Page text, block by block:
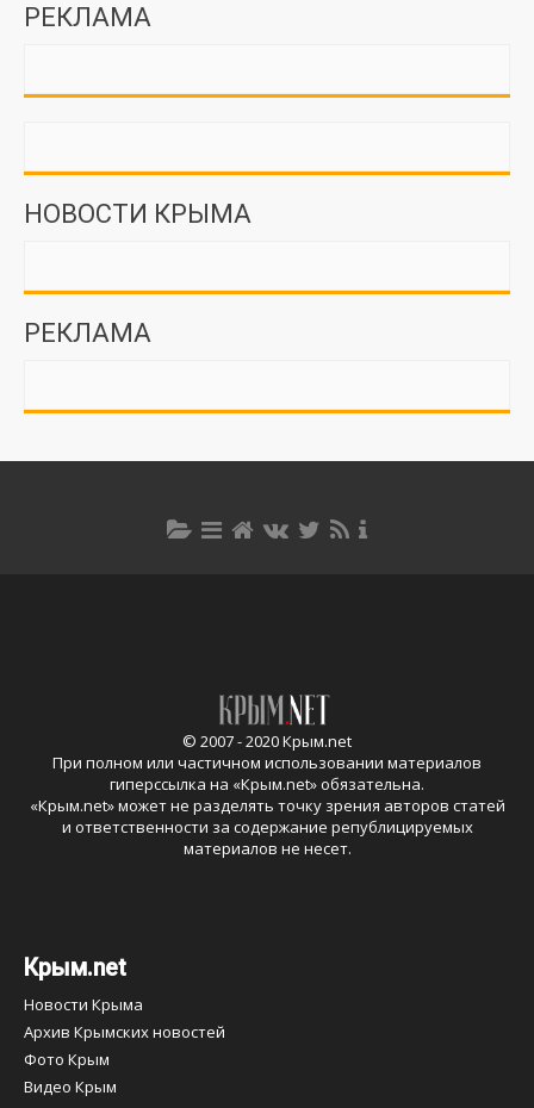
РЕКЛАМА
НОВОСТИ КРЫМА
РЕКЛАМА
© 2007 - 2020 Крым.net
При полном или частичном использовании материалов
гиперссылка на «Крым.net» обязательна.
«Крым.net» может не разделять точку зрения авторов статей
и ответственности за содержание републицируемых
материалов не несет.
Крым.net
Новости Крыма
Архив Крымских новостей
Фото Крым
Видео Крым